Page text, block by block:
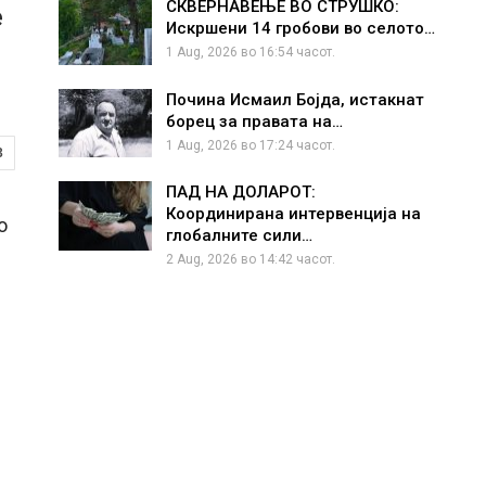
СКВЕРНАВЕЊЕ ВО СТРУШКО:
Искршени 14 гробови во селото…
1 Aug, 2026 во 16:54 часот.
Почина Исмаил Бојда, истакнат
борец за правата на…
1 Aug, 2026 во 17:24 часот.
ПАД НА ДОЛАРОТ:
Координирана интервенција на
глобалните сили…
2 Aug, 2026 во 14:42 часот.